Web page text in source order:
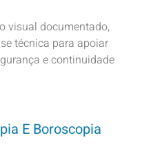
visual documentado,
técnica para apoiar
e continuidade
E Boroscopia